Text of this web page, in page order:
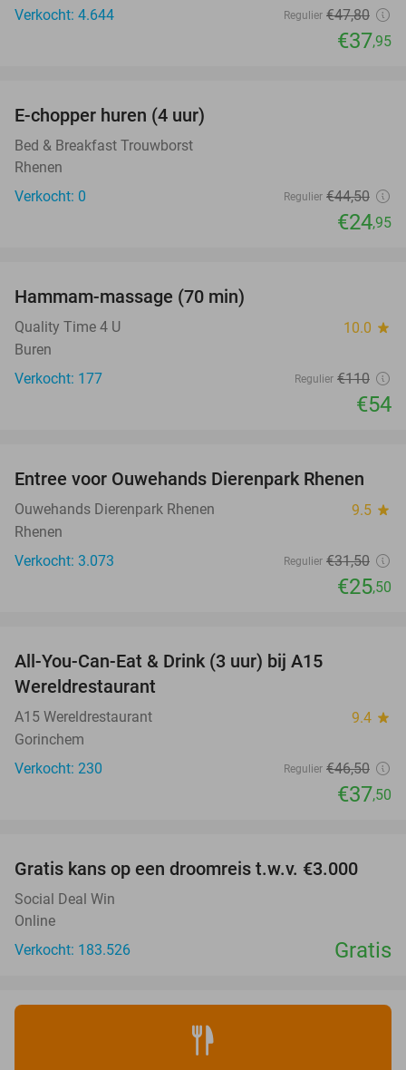
Verkocht: 4.644
Regulier €47,80
€37,95
NEW
TODAY
E-chopper huren (4 uur)
Bed & Breakfast Trouwborst
Rhenen
Verkocht: 0
Regulier €44,50
€24,95
Hammam-massage (70 min)
Quality Time 4 U 10.0 star
Buren
Verkocht: 177
Regulier €110
€54
19%
Entree voor Ouwehands Dierenpark Rhenen
Ouwehands Dierenpark Rhenen 9.5 star
Rhenen
Verkocht: 3.073
Regulier €31,50
€25,50
All-You-Can-Eat & Drink (3 uur) bij A15
Wereldrestaurant
A15 Wereldrestaurant 9.4 star
Gorinchem
Verkocht: 230
Regulier €46,50
€37,50
Gratis kans op een droomreis t.w.v. €3.000
Social Deal Win
Online
Verkocht: 183.526
Gratis